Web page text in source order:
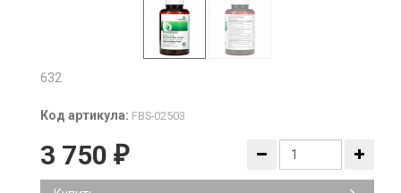
632
Код артикула: FBS-02503
3 750 ₽